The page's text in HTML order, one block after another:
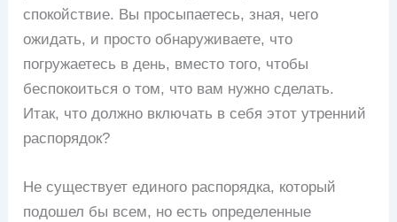
спокойствие. Вы просыпаетесь, зная, чего
ожидать, и просто обнаруживаете, что
погружаетесь в день, вместо того, чтобы
беспокоиться о том, что вам нужно сделать.
Итак, что должно включать в себя этот утренний
распорядок?
Не существует единого распорядка, который
подошел бы всем, но есть определенные